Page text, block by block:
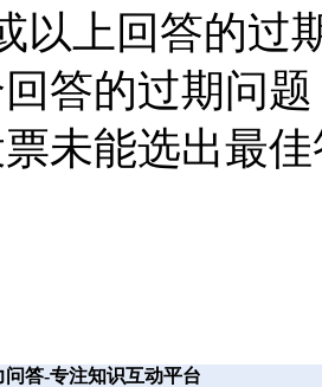
以上回答的过
答的过期问
未能选出最
答-专注知识互动平台